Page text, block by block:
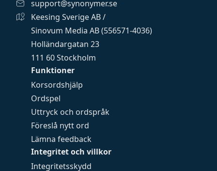
Funktioner
Korsordshjälp
Ordspel
Uttryck och ordspråk
Föreslå nytt ord
Lämna feedback
Integritet och villkor
Integritetsskydd
support@synonymer.se
Keesing Sverige AB /
Sinovum Media AB (556571-4036)
Holländargatan 23
111 60 Stockholm